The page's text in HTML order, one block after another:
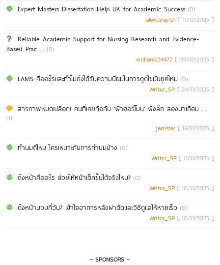
Expert Masters Dissertation Help UK for Academic Success (0)
alexcarey121 [ 11/12/2025 ]
Reliable Academic Support for Nursing Research and Evidence-
Based Prac ... (0)
william224477 [ 09/12/2025 ]
LAMS คืออะไรและทำไมถึงได้รับความนิยมในการดูดไขมันยุคใหม่ (0)
Writer_SP [ 24/11/2025 ]
สารภาพหมดเปลือก! คนที่เคยท้อกับ 'ฝ้าฮอร์โมน' ฝังลึก ลองมาเกือบ ...
(1)
janistar [ 18/11/2025 ]
ทำนมดีไหม ใครเหมาะกับการทำนมบ้าง (0)
Writer_SP [ 11/11/2025 ]
ดึงหน้าคืออะไร ช่วยให้หน้าเด็กขึ้นได้จริงไหม? (0)
Writer_SP [ 10/11/2025 ]
ดึงหน้าบวมกี่วัน? เข้าใจอาการหลังผ่าตัดและวิธีดูแลให้หายเร็ว (0)
Writer_SP [ 10/11/2025 ]
- SPONSORS -